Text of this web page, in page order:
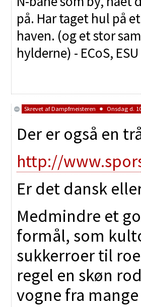
på. Har taget hul på
haven. (og et stor
hylderne) - ECoS,
Skrevet afDampfmeisteren Onsdag d.
Der er også en
http://
Er det dansk
Medmindre et
formål, som
sukkerroer til
regel en skøn
vogne fra